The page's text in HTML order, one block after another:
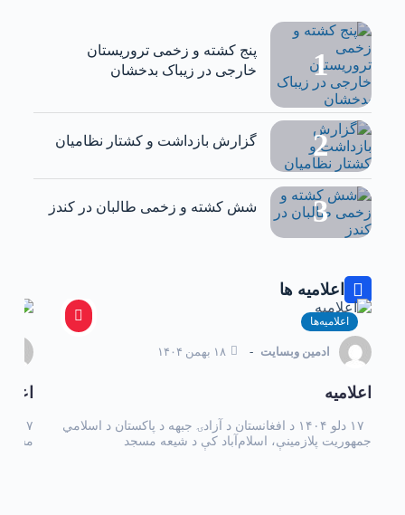
‏پنج کشته و زخمی تروریستان
خارجی در زیباک بدخشان
گزارش بازداشت و کشتار نظامیان
شش کشته و زخمی طالبان در کندز
اعلامیه ها
اعلامیه‌ها
ادمین وبسایت ۱۸ بهمن ۱۴۰۴
اعلامیه
۱۷ دلو ۱۴۰۴ د افغانستان د آزادۍ جبهه د پاکستان د اسلامي
جمهوریت پلازمینې، اسلام‌آباد کې د شیعه مسجد
مسجد